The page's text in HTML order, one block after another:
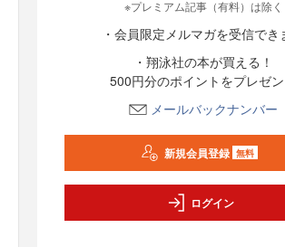
※プレミアム記事（有料）は除く
・会員限定メルマガを受信でき
・翔泳社の本が買える！
500円分のポイントをプレゼン
メールバックナンバー
新規会員登録 無料
ログイン